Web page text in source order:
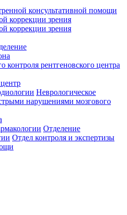
консультативной помощи
коррекции зрения
коррекции зрения
контроля рентгеновского центра
Неврологическое
нарушениями мозгового
Отделение
Отдел контроля и экспертизы